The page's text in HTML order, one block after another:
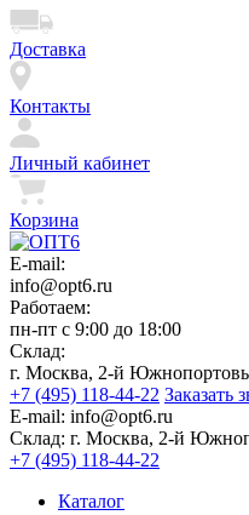
Доставка
Контакты
Личный кабинет
Корзина
E-mail:
info@opt6.ru
Работаем:
пн-пт с 9:00 до 18:00
Склад:
г. Москва, 2-й
+7 (495) 118-44-22 Заказать
E-mail: info@opt6.ru
Склад: г. Москва, 2-й
+7 (495) 118-44-22
Каталог